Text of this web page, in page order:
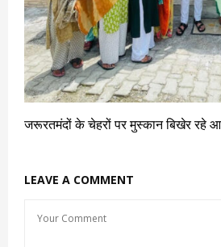
जरूरतमंदों के चेहरों पर मुस्कान बिखेर रहे
LEAVE A COMMENT